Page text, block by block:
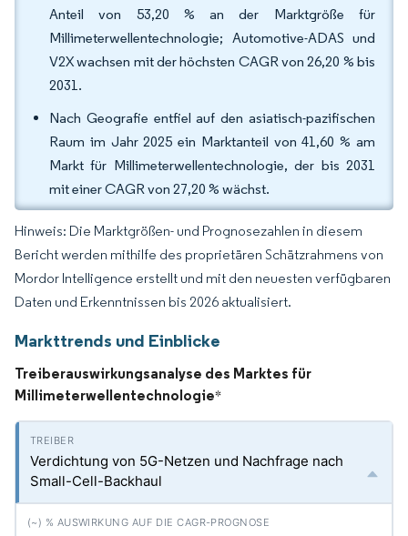
Anteil von 53,20 % an der Marktgröße für
Millimeterwellentechnologie; Automotive-ADAS und
V2X wachsen mit der höchsten CAGR von 26,20 % bis
2031.
Nach Geografie entfiel auf den asiatisch-pazifischen
Raum im Jahr 2025 ein Marktanteil von 41,60 % am
Markt für Millimeterwellentechnologie, der bis 2031
mit einer CAGR von 27,20 % wächst.
Hinweis: Die Marktgrößen- und Prognosezahlen in diesem
Bericht werden mithilfe des proprietären Schätzrahmens von
Mordor Intelligence erstellt und mit den neuesten verfügbaren
Daten und Erkenntnissen bis 2026 aktualisiert.
Markttrends und Einblicke
Treiberauswirkungsanalyse des Marktes für
Millimeterwellentechnologie*
Verdichtung von 5G-Netzen und Nachfrage nach
Small-Cell-Backhaul